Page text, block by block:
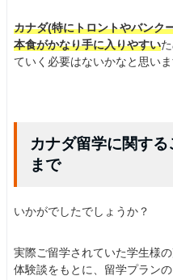
カナダ(特にトロントやバンク
本食がかなり手に入りやすい
ていく必要はないかなと思いま
カナダ留学に関す
まで
いかがでしたでしょうか？
実際ご留学されていた学生様
体験談をもとに、留学プラン